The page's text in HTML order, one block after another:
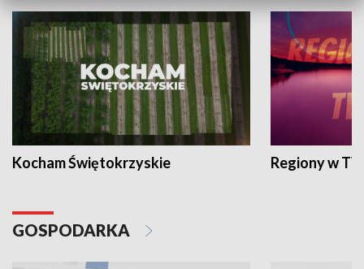
Kocham Świętokrzyskie Regiony w
GOSPODARKA